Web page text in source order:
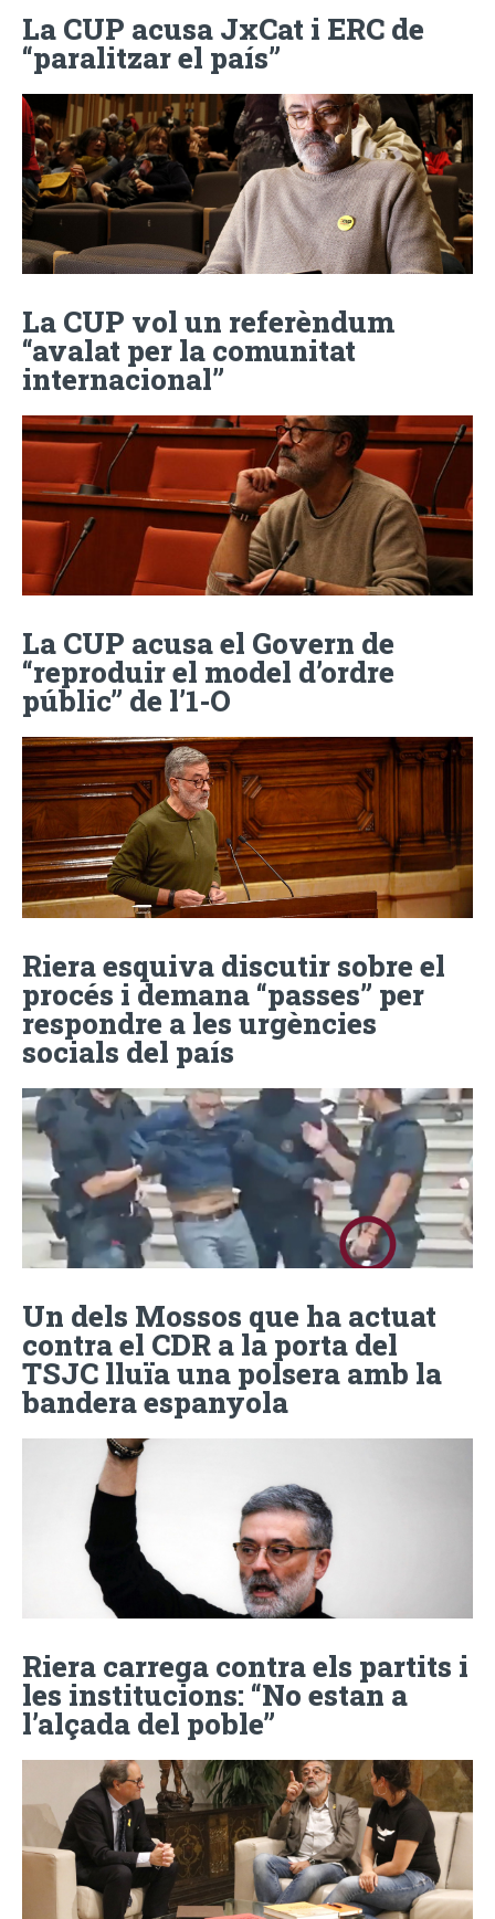
La CUP acusa JxCat i ERC de
“paralitzar el país”
La CUP vol un referèndum
“avalat per la comunitat
internacional”
La CUP acusa el Govern de
“reproduir el model d’ordre
públic” de l’1-O
Riera esquiva discutir sobre el
procés i demana “passes” per
respondre a les urgències
socials del país
Un dels Mossos que ha actuat
contra el CDR a la porta del
TSJC lluïa una polsera amb la
bandera espanyola
Riera carrega contra els partits i
les institucions: “No estan a
l’alçada del poble”